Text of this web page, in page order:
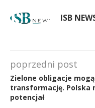
ISB
poprzedni post
Zielone obligacje
transformację. Polska
potencjał